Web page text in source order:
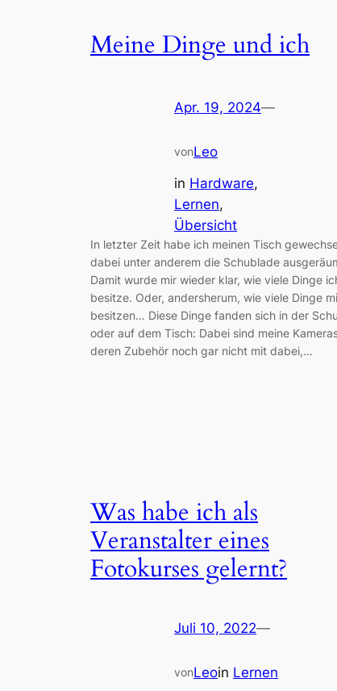
Meine Dinge und ich
Apr. 19, 2024—
vonLeo
in Hardware
Lernen
Übersicht
In letzter Zeit habe ich meinen Tisch
dabei unter anderem die Schublade
Damit wurde mir wieder klar, wie viele Dinge
besitze. Oder, andersherum, wie viele Dinge
besitzen… Diese Dinge fanden sich in der
oder auf dem Tisch: Dabei sind meine
deren Zubehör noch gar nicht mit dabei,…
Was habe ich als
Veranstalter eines
Fotokurses gelernt?
Juli 10, 2022—
vonLeoin Lernen